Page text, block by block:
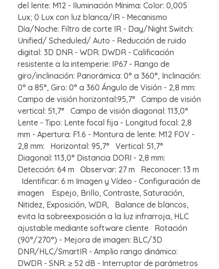
del lente: M12 - Iluminación Mínima: Color: 0,005
Lux; 0 Lux con luz blanca/IR - Mecanismo
Día/Noche: Filtro de corte IR - Day/Night Switch:
Unified/ Scheduled/ Auto - Reducción de ruido
digital: 3D DNR - WDR: DWDR - Calificación
resistente a la intemperie: IP67 - Rango de
giro/inclinación: Panorámica: 0° a 360°, Inclinación:
0° a 85°, Giro: 0° a 360 Ángulo de Visión - 2,8 mm:
Campo de visión horizontal:95,7° Campo de visión
vertical: 51,7° Campo de visión diagonal: 113,0°
Lente - Tipo: Lente focal fija - Longitud focal: 2,8
mm - Apertura: F1.6 - Montura de lente: M12 FOV -
2,8 mm: Horizontal: 95,7° Vertical: 51,7°
Diagonal: 113,0° Distancia DORI - 2,8 mm:
Detección: 64 m Observar: 27 m Reconocer: 13 m
Identificar: 6 m Imagen y Vídeo - Configuración de
imagen Espejo, Brillo, Contraste, Saturación,
Nitidez, Exposición, WDR, Balance de blancos,
evita la sobreexposición a la luz infrarroja, HLC
ajustable mediante software cliente Rotación
(90°/270°) - Mejora de imagen: BLC/3D
DNR/HLC/SmartIR - Amplio rango dinámico:
DWDR - SNR: ≥ 52 dB - Interruptor de parámetros